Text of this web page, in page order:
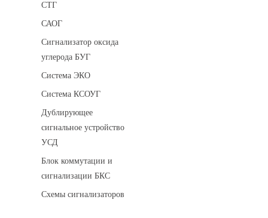
СТГ
САОГ
Сигнализатор оксида
углерода БУГ
Система ЭКО
Система КСОУГ
Дублирующее
сигнальное устройство
УСД
Блок коммутации и
сигнализации БКС
Схемы сигнализаторов